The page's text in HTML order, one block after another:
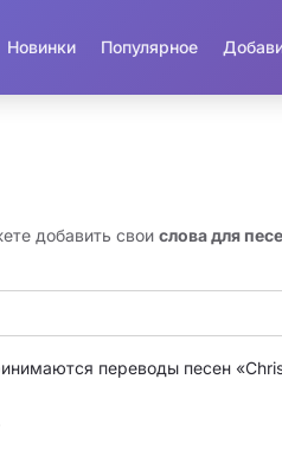
Новинки Популярное
добавить свои слова для
переводы песен